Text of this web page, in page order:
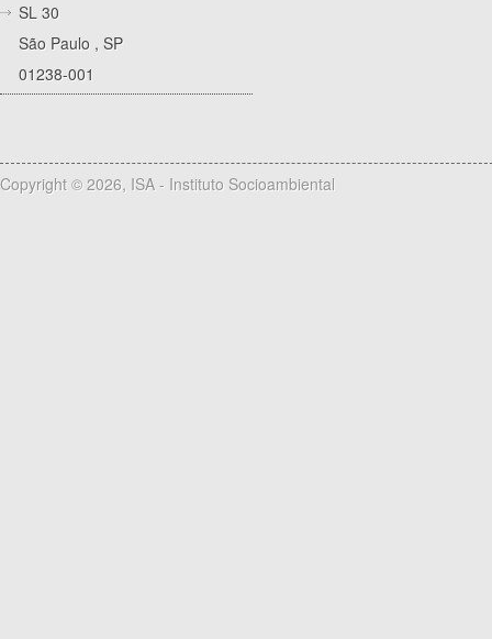
SL 30
São Paulo , SP
01238-001
Copyright © 2026, ISA - Instituto Socioambiental